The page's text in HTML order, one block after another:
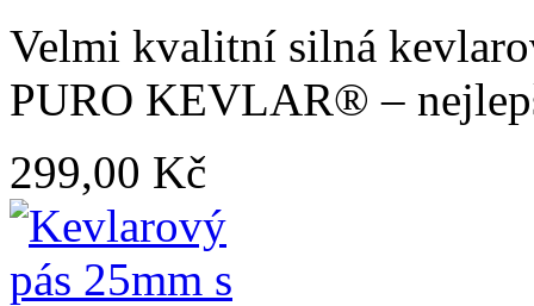
Velmi kvalitní silná
PURO KEVLAR® –
299,00 Kč